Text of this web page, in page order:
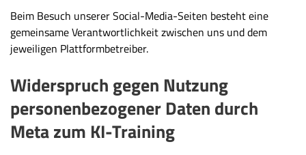
Beim Besuch unserer Social-Media-Seiten besteht eine
gemeinsame Verantwortlichkeit zwischen uns und dem
jeweiligen Plattformbetreiber.
Widerspruch gegen Nutzung
personenbezogener Daten durch
Meta zum KI-Training